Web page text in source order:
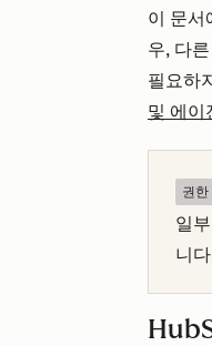
이 문서
우, 다
필요하
및 에이
권한
일
니다